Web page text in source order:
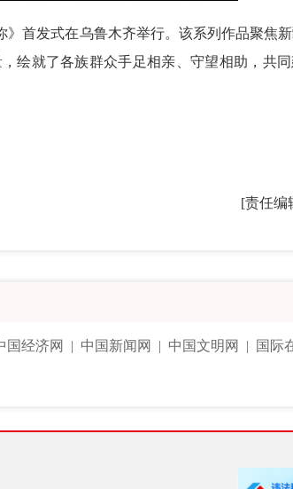
首发式在乌鲁木齐举行。该系列作品聚焦
绘就了各族群众手足相亲、守望相助，共
[责任编
国经济网 | 中国新闻网 | 中国文明网 | 国际